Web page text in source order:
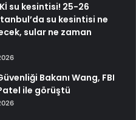
su kesintisi! 25-26
su kesintisi ne
sular ne zaman
Bakanı Wang, FBI
ile görüştü